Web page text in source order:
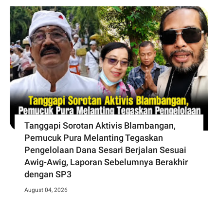
Tanggapi Sorotan Aktivis Blambangan,
Pemucuk Pura Melanting Tegaskan
Pengelolaan Dana Sesari Berjalan Sesuai
Awig-Awig, Laporan Sebelumnya Berakhir
dengan SP3
August 04, 2026